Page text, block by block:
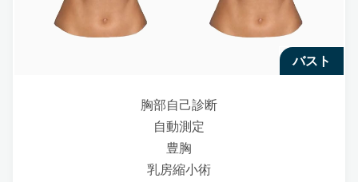
バスト
胸部自己診断
自動測定
豊胸
乳房縮小術